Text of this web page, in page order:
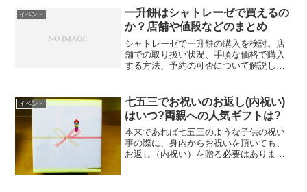
イベント
一升餅はシャトレーゼで買えるの
か？店舗や値段などのまとめ
シャトレーゼで一升餅の購入を検討。店
舗での取り扱い状況、手頃な価格で購入
する方法、予約の可否について解説しま
イベント
七五三でお祝いのお返し(内祝い)
はいつ?両親への人気ギフトは?
本来であれば七五三のような子供の祝い
事の際に、身内からお祝いを頂いても、
お返し（内祝い）を贈る必要はありませ